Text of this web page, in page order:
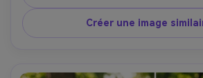
montage soit naturel., tout en
d'origine --ar 4:5
Créer une image